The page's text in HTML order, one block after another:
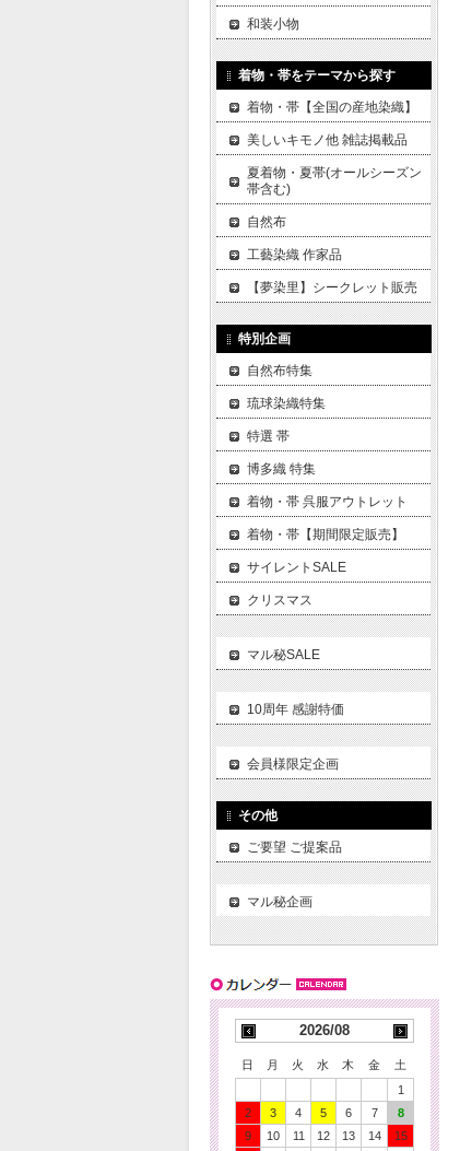
和装小物
着物・帯をテーマから探す
着物・帯【全国の産地染織】
美しいキモノ他 雑誌掲載品
夏着物・夏帯(オールシーズン
帯含む)
自然布
工藝染織 作家品
【夢染里】シークレット販売
特別企画
自然布特集
琉球染織特集
特選 帯
博多織 特集
着物・帯 呉服アウトレット
着物・帯【期間限定販売】
サイレントSALE
クリスマス
マル秘SALE
10周年 感謝特価
会員様限定企画
その他
ご要望 ご提案品
マル秘企画
2026/08
日 月 火 水 木 金
土
1
2
3 4 5 6 7
8
9
10 11 12 13 14
15